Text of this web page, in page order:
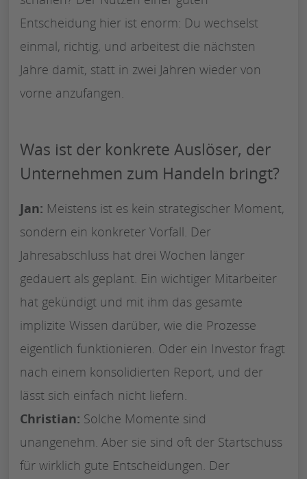
Entscheidung hier ist enorm: Du wechselst
einmal, richtig, und arbeitest die nächsten
Jahre damit, statt in zwei Jahren wieder von
vorne anzufangen.
Was ist der konkrete Auslöser, der
Unternehmen zum Handeln bringt?
Jan: Meistens ist es kein strategischer Moment,
sondern ein konkreter Vorfall. Der
Jahresabschluss hat drei Wochen länger
gedauert als geplant. Ein wichtiger Mitarbeiter
hat gekündigt und mit ihm das gesamte
implizite Wissen darüber, wie die Prozesse
eigentlich funktionieren. Oder ein Investor fragt
nach einem konsolidierten Report, und der
lässt sich einfach nicht liefern.
Christian: Solche Momente sind
unangenehm. Aber sie sind oft der Startschuss
für wirklich gute Entscheidungen. Der